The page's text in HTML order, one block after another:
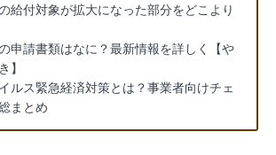
給付対象が拡大になった部分をどこより
申請書類はなに？最新情報を詳しく【や
】
ルス緊急経済対策とは？事業者向けチェ
まとめ